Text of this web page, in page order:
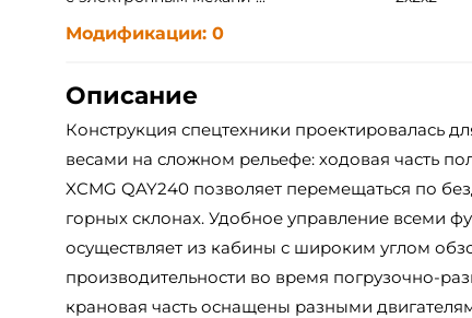
Модификации: 0
Описание
Конструкция спецтехники проектировалась
весами на сложном рельефе: ходовая часть
XCMG QAY240 позволяет перемещаться по
горных склонах. Удобное управление всеми
осуществляет из кабины с широким углом
производительности во время погрузочно-
крановая часть оснащены разными